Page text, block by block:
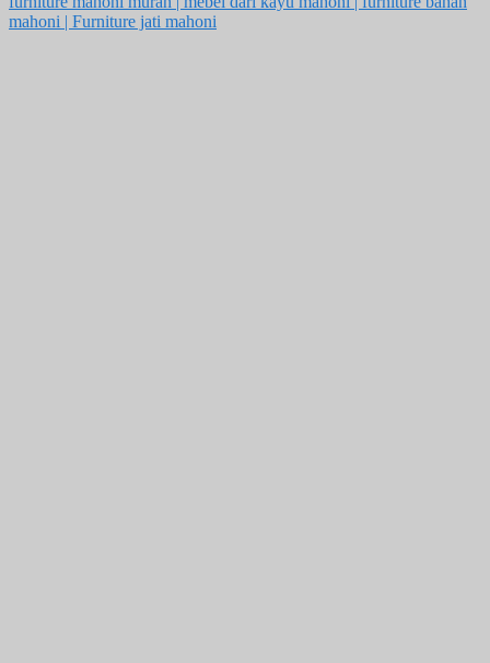
mahoni | Furniture jati mahoni